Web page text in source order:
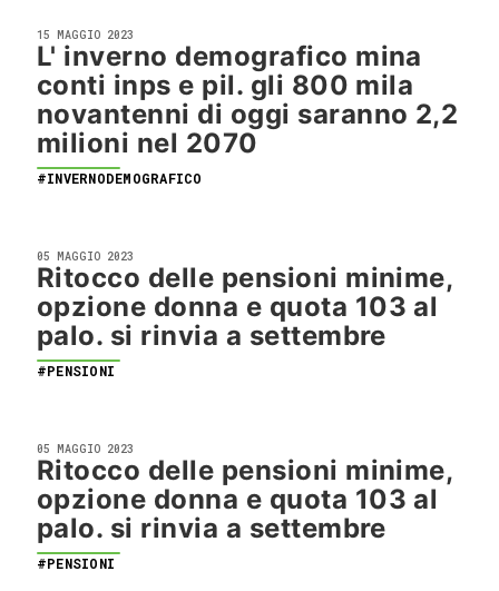
15 MAGGIO 2023
L' inverno demografico mina
conti inps e pil. gli 800 mila
novantenni di oggi saranno 2,2
milioni nel 2070
#INVERNODEMOGRAFICO
05 MAGGIO 2023
Ritocco delle pensioni minime,
opzione donna e quota 103 al
palo. si rinvia a settembre
#PENSIONI
05 MAGGIO 2023
Ritocco delle pensioni minime,
opzione donna e quota 103 al
palo. si rinvia a settembre
#PENSIONI